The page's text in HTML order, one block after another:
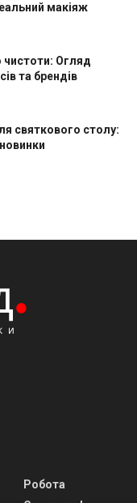
макіяж
чистоти: Огляд
та брендів
святкового столу:
Робота